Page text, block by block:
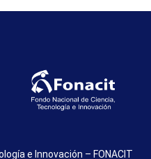
e Innovación – FONACIT